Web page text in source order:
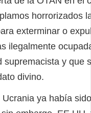
horrorizados
exterminar o
ilegalmente
supremacista y que
divino.
ya había